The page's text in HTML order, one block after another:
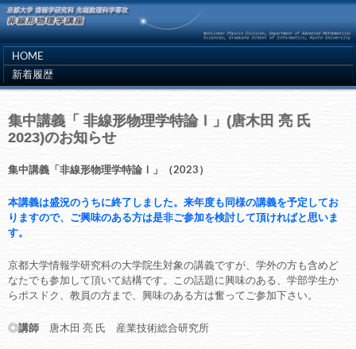
HOME
新着履歴
集中講義「 非線形物理学特論Ⅰ」(唐木田 亮 氏
2023)のお知らせ
集中講義「非線形物理学特論Ⅰ」（2023）
本講義は盛況のうちに終了しました。来年度も同様の講義を予定してお
りますので、ご興味のある方は是非ご参加を検討して頂ければと思いま
す。
京都大学情報学研究科の大学院生対象の講義ですが、学外の方も含めど
なたでも参加して頂いて結構です。この話題に興味のある、学部学生か
らポスドク、教員の方まで、興味のある方は奮ってご参加下さい。
◎講師 唐木田 亮 氏 産業技術総合研究所